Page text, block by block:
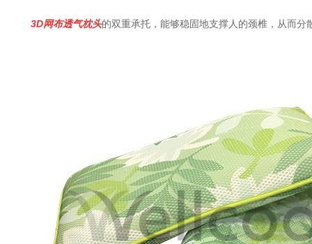
3D网布透气枕头的双重承托，能够稳固地支撑人的颈椎，从而分